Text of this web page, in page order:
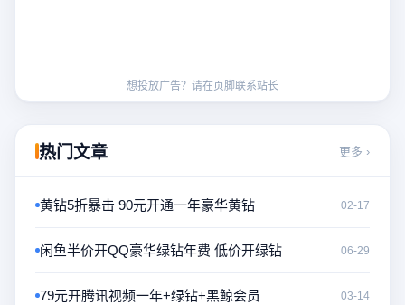
想投放广告？请在页脚联系站长
热门文章 更多 ›
黄钻5折暴击 90元开通一年豪华黄钻 02-17
闲鱼半价开QQ豪华绿钻年费 低价开绿钻 06-29
79元开腾讯视频一年+绿钻+黑鲸会员 03-14